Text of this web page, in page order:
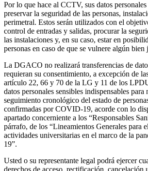
Por lo que hace al CCTV, sus datos
preservar la seguridad de las personas,
perimetral. Estos serán utilizados con el
control de entradas y salidas, procurar la
las instalaciones y, en su caso, estar en
personas en caso de que se vulnere algún bien
La DGACO no realizará transferencias de
requieran su consentimiento, a excepción de
artículo 22, 66 y 70 de la LG y 11 de los
datos personales sensibles indispensables
seguimiento cronológico del estado de
confirmadas por COVID-19, acorde con lo
apartado concerniente a los “Responsables
párrafo, de los “Lineamientos Generales para
actividades universitarias en el marco de la
19”.
Usted o su representante legal podrá ejercer